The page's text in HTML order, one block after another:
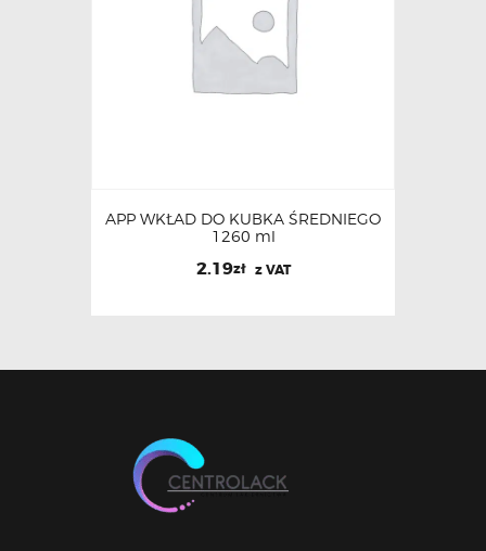
APP WKŁAD DO KUBKA ŚREDNIEGO
1260 ml
2.19zł z VAT